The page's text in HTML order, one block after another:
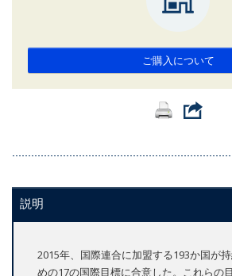
ご購入について
説明
2015年、国際連合に加盟する193か国が
めの17の国際目標に合意した。これらの